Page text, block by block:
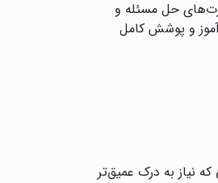
حل مسئله و
و پوشش کامل
نیاز به درک عمیق‌تر